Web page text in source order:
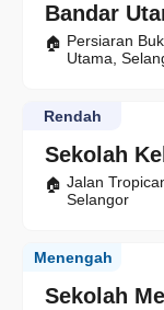
Bandar
Persiaran
Utama,
Sekolah
Rendah
Jalan
Selangor
Sekolah
Menengah